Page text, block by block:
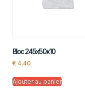
Bloc 245x50x10
€ 4,40
Ajouter au panier